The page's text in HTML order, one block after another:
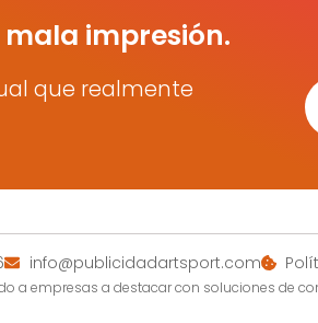
impresión.
que realmente
info@publicidadartsport.com
a empresas a destacar con soluciones de